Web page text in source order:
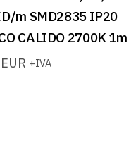
m SMD2835 IP20
CALIDO 2700K 1m
EUR +IVA